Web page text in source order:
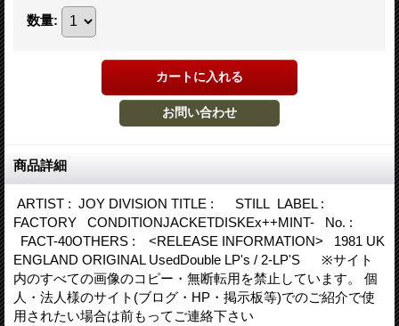
数量:
商品詳細
ARTIST : JOY DIVISION TITLE : STILL LABEL :
FACTORY CONDITIONJACKETDISKEx++MINT- No. :
FACT-40OTHERS : <RELEASE INFORMATION> 1981 UK
ENGLAND ORIGINAL UsedDouble LP's / 2-LP'S ※サイト
内のすべての画像のコピー・無断転用を禁止しています。 個
人・法人様のサイト(ブログ・HP・掲示板等)でのご紹介で使
用されたい場合は前もってご連絡下さい